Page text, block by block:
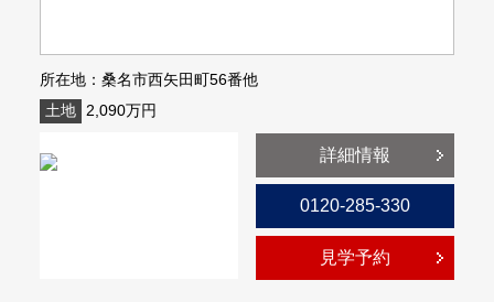
所在地：桑名市西矢田町56番他
土地
2,090万円
詳細情報
0120-285-330
見学予約